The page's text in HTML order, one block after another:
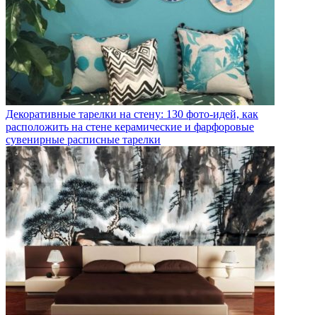
Декоративные тарелки на стену: 130 фото-идей, как
расположить на стене керамические и фарфоровые
сувенирные расписные тарелки